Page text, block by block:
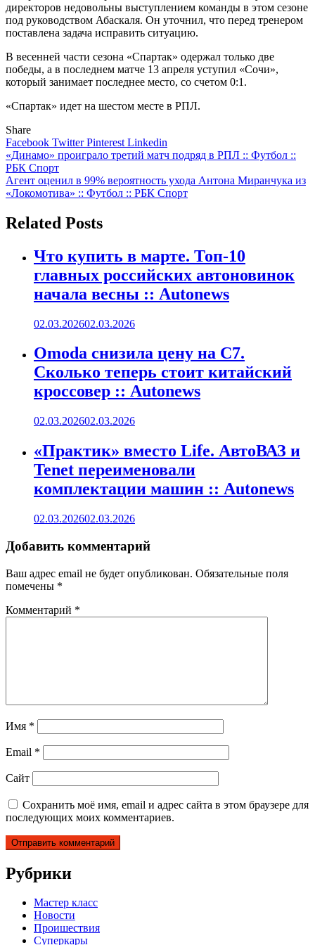
директоров недовольны выступлением команды в этом сезоне
под руководством Абаскаля. Он уточнил, что перед тренером
поставлена задача исправить ситуацию.
В весенней части сезона «Спартак» одержал только две
победы, а в последнем матче 13 апреля уступил «Сочи»,
который занимает последнее место, со счетом 0:1.
«Спартак» идет на шестом месте в РПЛ.
Share
Facebook TwitterPinterest Linkedin
Навигация
по
записям
«Динамо» проиграло третий матч подряд в РПЛ :: Футбол ::
РБК Спорт
Агент оценил в 99% вероятность ухода Антона Миранчука из
«Локомотива» :: Футбол :: РБК Спорт
Related Posts
Что купить в марте. Топ-10
главных российских автоновинок
начала весны :: Autonews
02.03.202602.03.2026
Omoda снизила цену на C7.
Сколько теперь стоит китайский
кроссовер :: Autonews
02.03.202602.03.2026
«Практик» вместо Life. АвтоВАЗ и
Tenet переименовали
комплектации машин :: Autonews
02.03.202602.03.2026
Добавить комментарий
Ваш адрес email не будет опубликован. Обязательные поля
помечены *
Комментарий *
Имя *
Email *
Сайт
Сохранить моё имя, email и адрес сайта в этом браузере для
последующих моих комментариев.
Рубрики
Мастер класс
Новости
Проишествия
Суперкары